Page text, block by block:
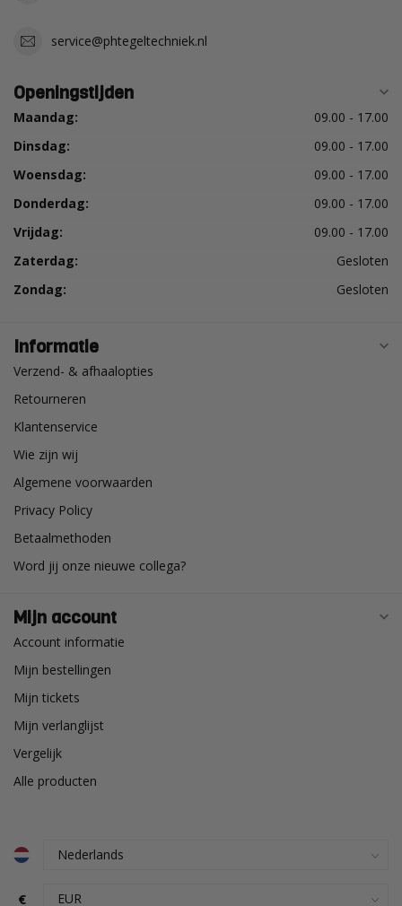
service@phtegeltechniek.nl
Openingstijden
Maandag:
09.00 - 17.00
Dinsdag:
09.00 - 17.00
Woensdag:
09.00 - 17.00
Donderdag:
09.00 - 17.00
Vrijdag:
09.00 - 17.00
Zaterdag:
Gesloten
Zondag:
Gesloten
Informatie
Verzend- & afhaalopties
Retourneren
Klantenservice
Wie zijn wij
Algemene voorwaarden
Privacy Policy
Betaalmethoden
Word jij onze nieuwe collega?
Mijn account
Account informatie
Mijn bestellingen
Mijn tickets
Mijn verlanglijst
Vergelijk
Alle producten
€